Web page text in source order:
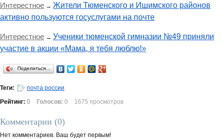
Интерестное → Жители Тюменского и Ишимского районов
активно пользуются госуслугами на почте
Интерестное → Ученики тюменской гимназии №49 приняли
участие в акции «Мама, я тебя люблю!»
Поделиться…
Теги:
почта россии
Рейтинг: 0 Голосов: 0 1675 просмотров
Комментарии (0)
Нет комментариев. Ваш будет первым!